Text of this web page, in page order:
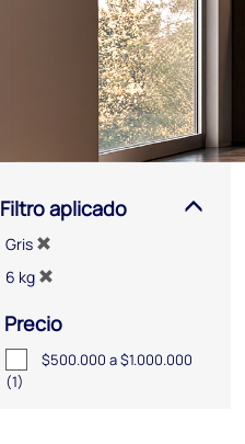
Filtro aplicado
Gris
6 kg
Precio
$500.000 a $1.000.000
(1)